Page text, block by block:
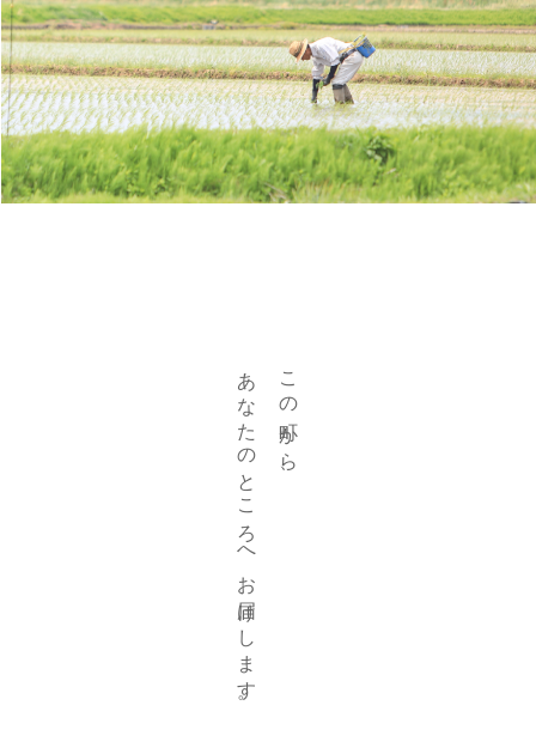
この町から、
あなたのところへお届けします。